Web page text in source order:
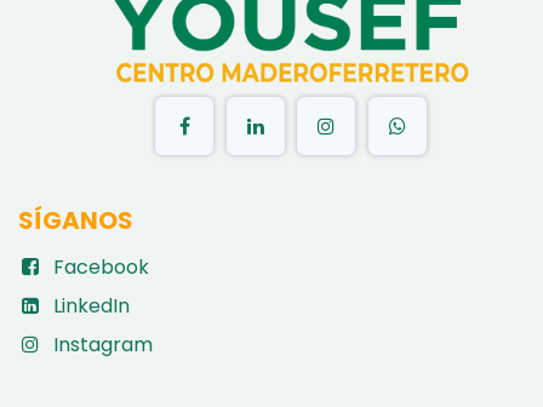
SÍGANOS
Facebook
LinkedIn
Instagram